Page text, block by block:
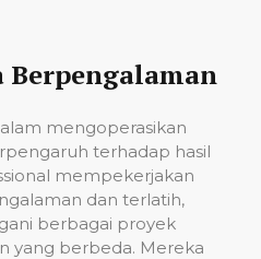
Berpengalaman
mengoperasikan
terhadap hasil
mempekerjakan
dan terlatih,
berbagai proyek
yang berbeda. Mereka